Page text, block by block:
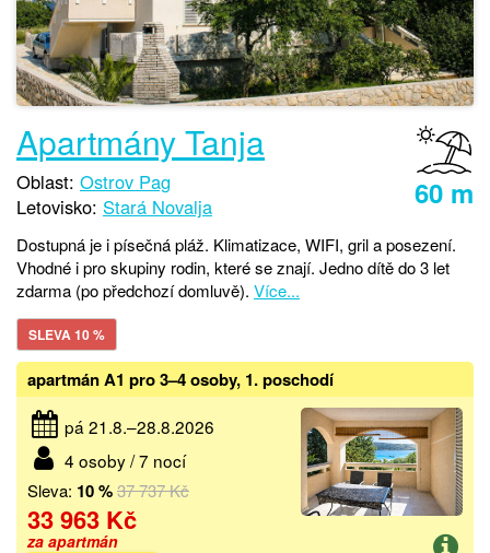
60 m
Apartmány Tanja
Oblast: Ostrov Pag
Letovisko: Stará Novalja
Dostupná je i písečná pláž. Klimatizace, WIFI, gril a posezení.
Vhodné i pro skupiny rodin, které se znají. Jedno dítě do 3 let
zdarma (po předchozí domluvě). Více...
SLEVA 10 %
apartmán A1 pro 3–4 osoby, 1. poschodí
pá 21.8.–28.8.2026
4 osoby / 7 nocí
Sleva: 10 %37 737 Kč
33 963 Kč
za apartmán